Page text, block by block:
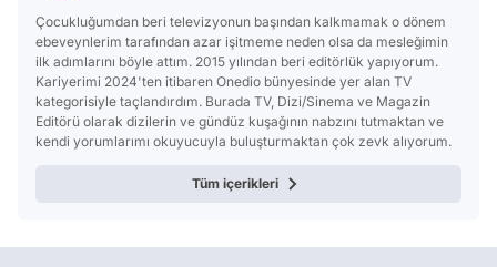
Çocukluğumdan beri televizyonun başından kalkmamak o dönem
ebeveynlerim tarafından azar işitmeme neden olsa da mesleğimin
ilk adımlarını böyle attım. 2015 yılından beri editörlük yapıyorum.
Kariyerimi 2024'ten itibaren Onedio bünyesinde yer alan TV
kategorisiyle taçlandırdım. Burada TV, Dizi/Sinema ve Magazin
Editörü olarak dizilerin ve gündüz kuşağının nabzını tutmaktan ve
kendi yorumlarımı okuyucuyla buluşturmaktan çok zevk alıyorum.
Tüm içerikleri